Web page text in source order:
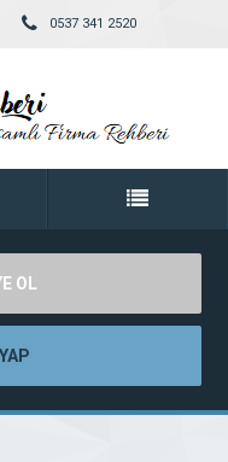
0537 341 2520
OL